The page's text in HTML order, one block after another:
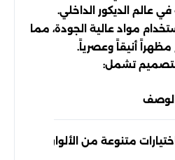
في عالم الديكور الداخلي.
مواد عالية الجودة، مما
أنيقاً وعصرياً.
تشمل:
الوصف
اختيارات متنوعة من الألوان